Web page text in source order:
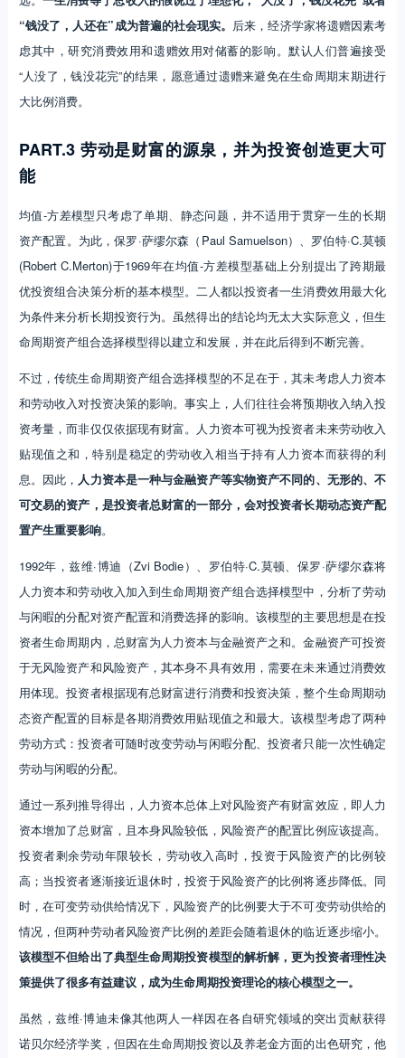
“钱没了，人还在”成为普遍的社会现实。 后来，经济学家将遗赠因素考
虑其中，研究消费效用和遗赠效用对储蓄的影响。默认人们普遍接受
“人没了，钱没花完”的结果，愿意通过遗赠来避免在生命周期末期进行
大比例消费。
PART.3 劳动是财富的源泉，并为投资创造更大可
能
均值-方差模型只考虑了单期、静态问题，并不适用于贯穿一生的长期
资产配置。为此，保罗·萨缪尔森（Paul Samuelson）、罗伯特·C.莫顿
(Robert C.Merton)于1969年在均值-方差模型基础上分别提出了跨期最
优投资组合决策分析的基本模型。二人都以投资者一生消费效用最大化
为条件来分析长期投资行为。虽然得出的结论均无太大实际意义，但生
命周期资产组合选择模型得以建立和发展，并在此后得到不断完善。
不过，传统生命周期资产组合选择模型的不足在于，其未考虑人力资本
和劳动收入对投资决策的影响。事实上，人们往往会将预期收入纳入投
资考量，而非仅仅依据现有财富。人力资本可视为投资者未来劳动收入
贴现值之和，特别是稳定的劳动收入相当于持有人力资本而获得的利
息。因此， 人力资本是一种与金融资产等实物资产不同的、无形的、不
可交易的资产，是投资者总财富的一部分，会对投资者长期动态资产配
置产生重要影响。
1992年，兹维·博迪（Zvi Bodie）、罗伯特·C.莫顿、保罗·萨缪尔森将
人力资本和劳动收入加入到生命周期资产组合选择模型中，分析了劳动
与闲暇的分配对资产配置和消费选择的影响。该模型的主要思想是在投
资者生命周期内，总财富为人力资本与金融资产之和。金融资产可投资
于无风险资产和风险资产，其本身不具有效用，需要在未来通过消费效
用体现。投资者根据现有总财富进行消费和投资决策，整个生命周期动
态资产配置的目标是各期消费效用贴现值之和最大。该模型考虑了两种
劳动方式：投资者可随时改变劳动与闲暇分配、投资者只能一次性确定
劳动与闲暇的分配。
通过一系列推导得出，人力资本总体上对风险资产有财富效应，即人力
资本增加了总财富，且本身风险较低，风险资产的配置比例应该提高。
投资者剩余劳动年限较长，劳动收入高时，投资于风险资产的比例较
高；当投资者逐渐接近退休时，投资于风险资产的比例将逐步降低。同
时，在可变劳动供给情况下，风险资产的比例要大于不可变劳动供给的
情况，但两种劳动者风险资产比例的差距会随着退休的临近逐步缩小。
该模型不但给出了典型生命周期投资模型的解析解，更为投资者理性决
策提供了很多有益建议，成为生命周期投资理论的核心模型之一。
虽然，兹维·博迪未像其他两人一样因在各自研究领域的突出贡献获得
诺贝尔经济学奖，但因在生命周期投资以及养老金方面的出色研究，他